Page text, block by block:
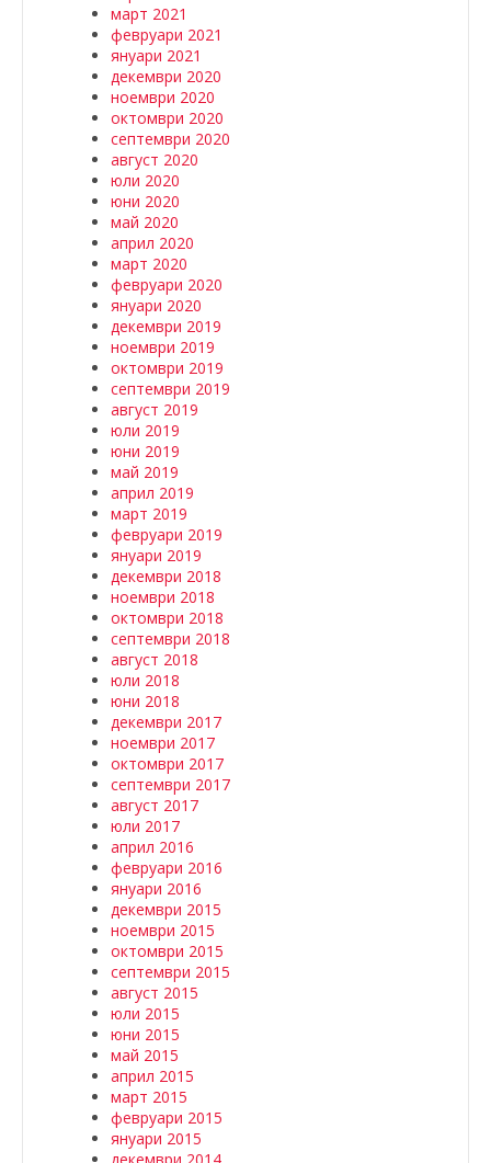
март 2021
февруари 2021
януари 2021
декември 2020
ноември 2020
октомври 2020
септември 2020
август 2020
юли 2020
юни 2020
май 2020
април 2020
март 2020
февруари 2020
януари 2020
декември 2019
ноември 2019
октомври 2019
септември 2019
август 2019
юли 2019
юни 2019
май 2019
април 2019
март 2019
февруари 2019
януари 2019
декември 2018
ноември 2018
октомври 2018
септември 2018
август 2018
юли 2018
юни 2018
декември 2017
ноември 2017
октомври 2017
септември 2017
август 2017
юли 2017
април 2016
февруари 2016
януари 2016
декември 2015
ноември 2015
октомври 2015
септември 2015
август 2015
юли 2015
юни 2015
май 2015
април 2015
март 2015
февруари 2015
януари 2015